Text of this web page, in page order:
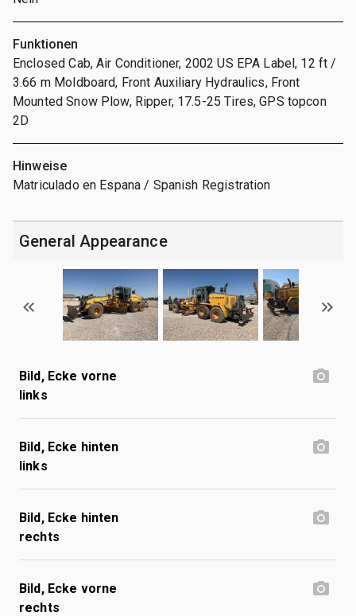
Funktionen
Enclosed Cab, Air Conditioner, 2002 US EPA Label, 12 ft /
3.66 m Moldboard, Front Auxiliary Hydraulics, Front
Mounted Snow Plow, Ripper, 17.5-25 Tires, GPS topcon
2D
Hinweise
Matriculado en Espana / Spanish Registration
General Appearance
Bild, Ecke vorne
links
Bild, Ecke hinten
links
Bild, Ecke hinten
rechts
Bild, Ecke vorne
rechts